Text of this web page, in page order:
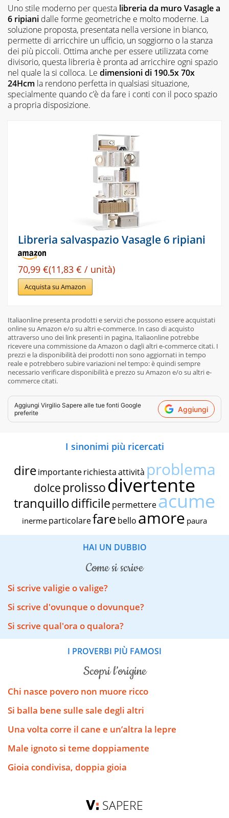
Uno stile moderno per questa libreria da muro Vasagle a
6 ripiani dalle forme geometriche e molto moderne. La
soluzione proposta, presentata nella versione in bianco,
permette di arricchire un ufficio, un soggiorno o la stanza
dei più piccoli. Ottima anche per essere utilizzata come
divisorio, questa libreria è pronta ad arricchire ogni spazio
nel quale la si colloca. Le dimensioni di 190.5x 70x
24Hcm la rendono perfetta in qualsiasi situazione,
specialmente quando c’è da fare i conti con il poco spazio
a propria disposizione.
Libreria salvaspazio Vasagle 6 ripiani
70,99 €(11,83 € / unità)
Acquista su Amazon
Italiaonline presenta prodotti e servizi che possono essere acquistati
online su Amazon e/o su altri e-commerce. In caso di acquisto
attraverso uno dei link presenti in pagina, Italiaonline potrebbe
ricevere una commissione da Amazon o dagli altri e-commerce citati. I
prezzi e la disponibilità dei prodotti non sono aggiornati in tempo
reale e potrebbero subire variazioni nel tempo: è quindi sempre
necessario verificare disponibilità e prezzo su Amazon e/o su altri e-
commerce citati.
Aggiungi Virgilio Sapere alle tue fonti Google
preferite
Aggiungi
I sinonimi più ricercati
dire importante richiestaattività problema
dolce prolissodivertente
tranquillodifficile permettereacume
inerme particolarefare bello amore paura
HAI UN DUBBIO
come si scrive
Si scrive valigie o valige?
Si scrive d'ovunque o dovunque?
Si scrive qual'ora o qualora?
I PROVERBI PIÙ FAMOSI
scopri l’origine
Chi nasce povero non muore ricco
Si balla bene sulle sale degli altri
Una volta corre il cane e un’altra la lepre
Male ignoto si teme doppiamente
Gioia condivisa, doppia gioia
SAPERE